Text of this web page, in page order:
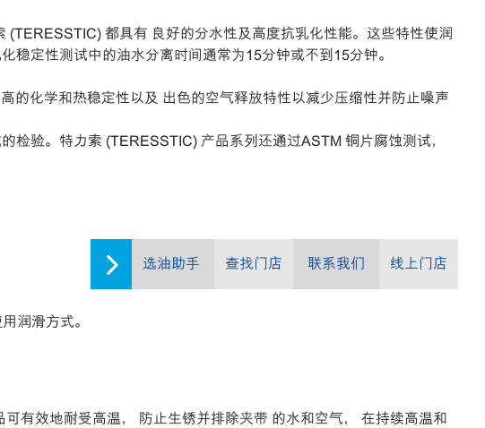
选油助手 查找门店 联系我们 线上门店
都具有 良好的分水性及高度抗乳化性能。这些特性使润
定性测试中的油水分离时间通常为15分钟或不到15分钟。
化学和热稳定性以及 出色的空气释放特性以减少压缩性并防止噪声
验。特力索 (TERESSTIC) 产品系列还通过ASTM 铜片腐蚀测试，
润滑方式。
有效地耐受高温， 防止生锈并排除夹带 的水和空气， 在持续高温和